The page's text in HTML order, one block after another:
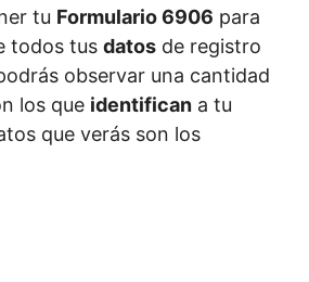
tu Formulario 6906 para
todos tus datos de registro
observar una cantidad
los que identifican a tu
que verás son los